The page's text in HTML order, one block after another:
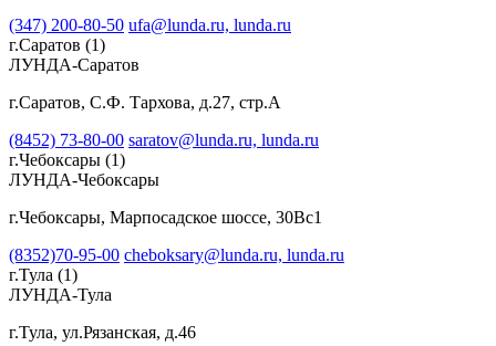
(347) 200-80-50 ufa@lunda.ru, lunda.ru
г.Саратов (1)
ЛУНДА-Саратов
г.Саратов, С.Ф. Тархова, д.27, стр.А
(8452) 73-80-00 saratov@lunda.ru, lunda.ru
г.Чебоксары (1)
ЛУНДА-Чебоксары
г.Чебоксары, Марпосадское шоссе, 30Вс1
(8352)70-95-00 cheboksary@lunda.ru, lunda.ru
г.Тула (1)
ЛУНДА-Тула
г.Тула, ул.Рязанская, д.46